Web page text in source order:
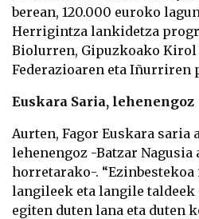
berean, 120.000 euroko
Herrigintza lankidetza
Biolurren, Gipuzkoako Kirol
Federazioaren eta Iñurriren
Euskara Saria, lehenengoz
Aurten, Fagor Euskara saria
lehenengoz -Batzar Nagusia
horretarako-. “Ezinbestekoa
langileek eta langile taldeek
egiten duten lana eta duten